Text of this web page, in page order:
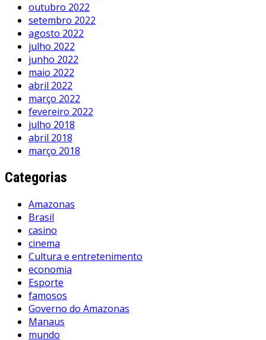
outubro 2022
setembro 2022
agosto 2022
julho 2022
junho 2022
maio 2022
abril 2022
março 2022
fevereiro 2022
julho 2018
abril 2018
março 2018
Categorias
Amazonas
Brasil
casino
cinema
Cultura e entretenimento
economia
Esporte
famosos
Governo do Amazonas
Manaus
mundo